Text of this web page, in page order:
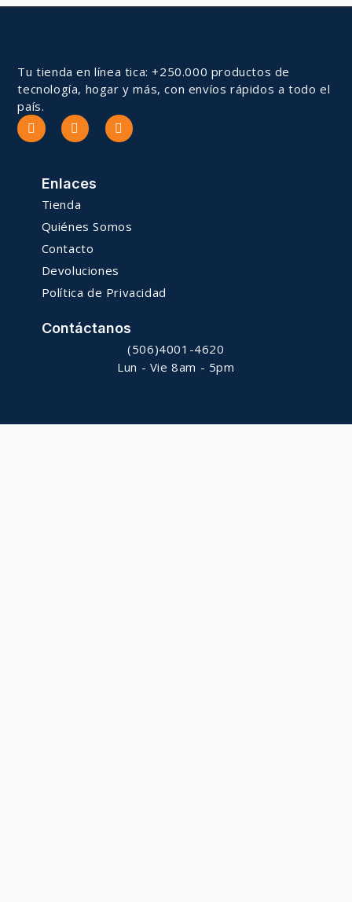
Tu tienda en línea tica: +250.000 productos de
tecnología, hogar y más, con envíos rápidos a todo el
país.
Enlaces
Tienda
Quiénes Somos
Contacto
Devoluciones
Política de Privacidad
Contáctanos
(506)4001-4620
Lun - Vie 8am - 5pm